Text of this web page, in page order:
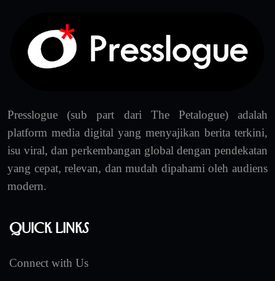
Presslogue (sub part dari The Petalogue) adalah
platform media digital yang menyajikan berita terkini,
isu viral, dan perkembangan global dengan pendekatan
yang cepat, relevan, dan mudah dipahami oleh audiens
modern.
Quick Links
Connect with Us